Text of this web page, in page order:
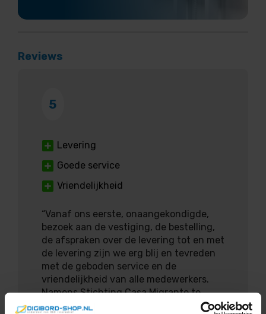
Reviews
5
Levering
Goede service
Vriendelijkheid
“Vanaf ons eerste, onaangekondigde,
bezoek aan de vestiging, de bestelling,
de afspraken over de levering tot en met
de levering zijn we erg blij en tevreden
met de geboden service en de
vriendelijkheid van alle medewerkers.
Namens Stichting Casa Migrante te
Amsterdam veel dank daarvoor.”